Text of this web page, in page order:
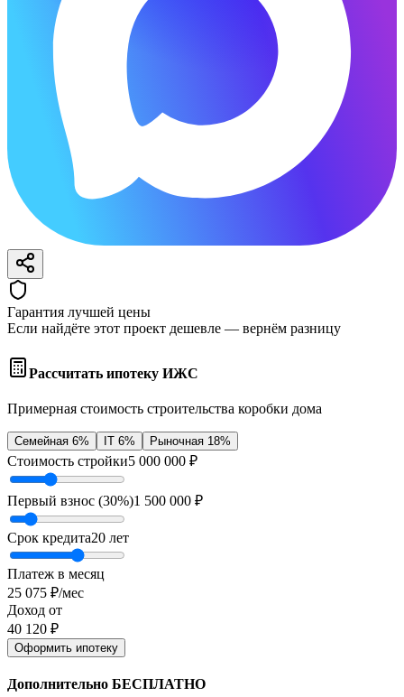
Гарантия лучшей цены
Если найдёте этот проект дешевле — вернём разницу
Рассчитать ипотеку ИЖС
Примерная стоимость строительства коробки дома
Семейная 6% IT 6% Рыночная 18%
Стоимость стройки5 000 000 ₽
Первый взнос (30%)1 500 000 ₽
Срок кредита20 лет
Платеж в месяц
25 075 ₽/мес
Доход от
40 120 ₽
Оформить ипотеку
Дополнительно БЕСПЛАТНО